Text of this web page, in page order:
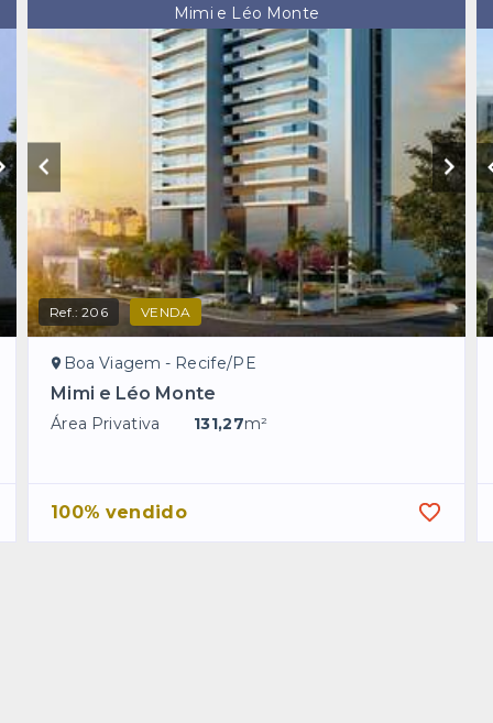
Mimi e Léo Monte
Ref.:206 VENDA
Boa Viagem - Recife/PE
Mimi e Léo Monte
Área Privativa 131,27m²
100% vendido